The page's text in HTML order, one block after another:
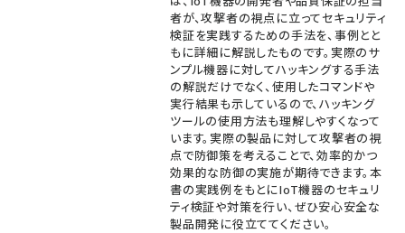
者が、攻撃者の視点に立ってセキュリティ
検証を実践するための手法を、事例とと
もに詳細に解説したものです。実際のサ
ンプル機器に対してハッキングする手法
の解説だけでなく、使用したコマンドや
実行結果も示しているので、ハッキング
ツールの使用方法も理解しやすくなって
います。実際の製品に対して攻撃者の視
点で防御策を考えることで、効率的かつ
効果的な防御の実施が期待できます。本
書の実践例をもとにIoT機器のセキュリ
ティ検証や対策を行い、ぜひ安心安全な
製品開発に役立ててください。